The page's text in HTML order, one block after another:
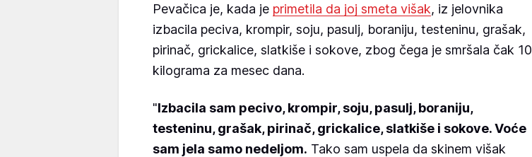
Pevačica je, kada je primetila da joj smeta višak, iz jelovnika
izbacila peciva, krompir, soju, pasulj, boraniju, testeninu, grašak,
pirinač, grickalice, slatkiše i sokove, zbog čega je smršala čak 10
kilograma za mesec dana.
"Izbacila sam pecivo, krompir, soju, pasulj, boraniju,
testeninu, grašak, pirinač, grickalice, slatkiše i sokove. Voće
sam jela samo nedeljom. Tako sam uspela da skinem višak